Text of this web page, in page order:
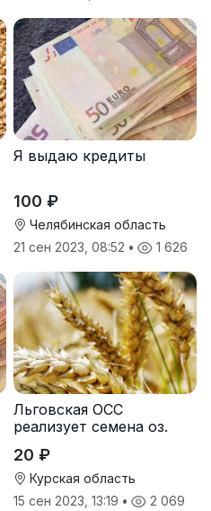
Я выдаю кредиты
100 ₽
Челябинская область
21 сен 2023, 08:52 • 1 626
Льговская ОСС
реализует семена оз.
20 ₽
Курская область
15 сен 2023, 13:19 • 2 069